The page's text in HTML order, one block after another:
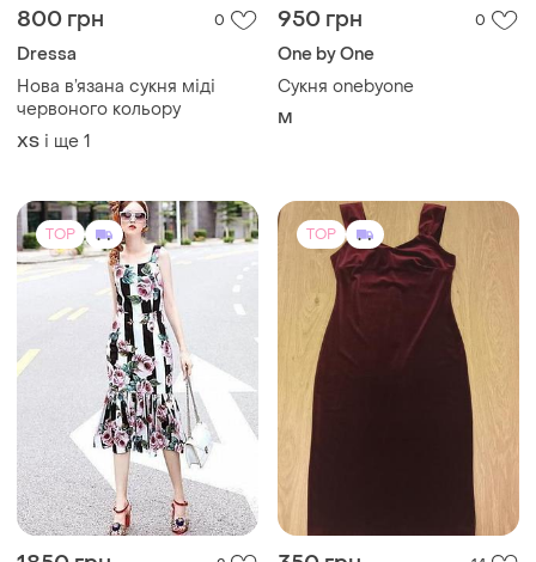
TOP
1850 грн
Dolce & Gabbana
Сукня сарафан з рожевими
трояндами на біло чорних
смужках
XХS і ще 3
TOP
350 грн 14
PrettyLittleThing
Вечірня сукня велюрова на
застібці кольору бордо
і ще 1